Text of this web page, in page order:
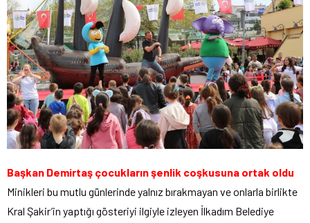
Başkan Demirtaş çocukların şenlik coşkusuna ortak oldu
Minikleri bu mutlu günlerinde yalnız bırakmayan ve onlarla birlikte
Kral Şakir’in yaptığı gösteriyi ilgiyle izleyen İlkadım Belediye